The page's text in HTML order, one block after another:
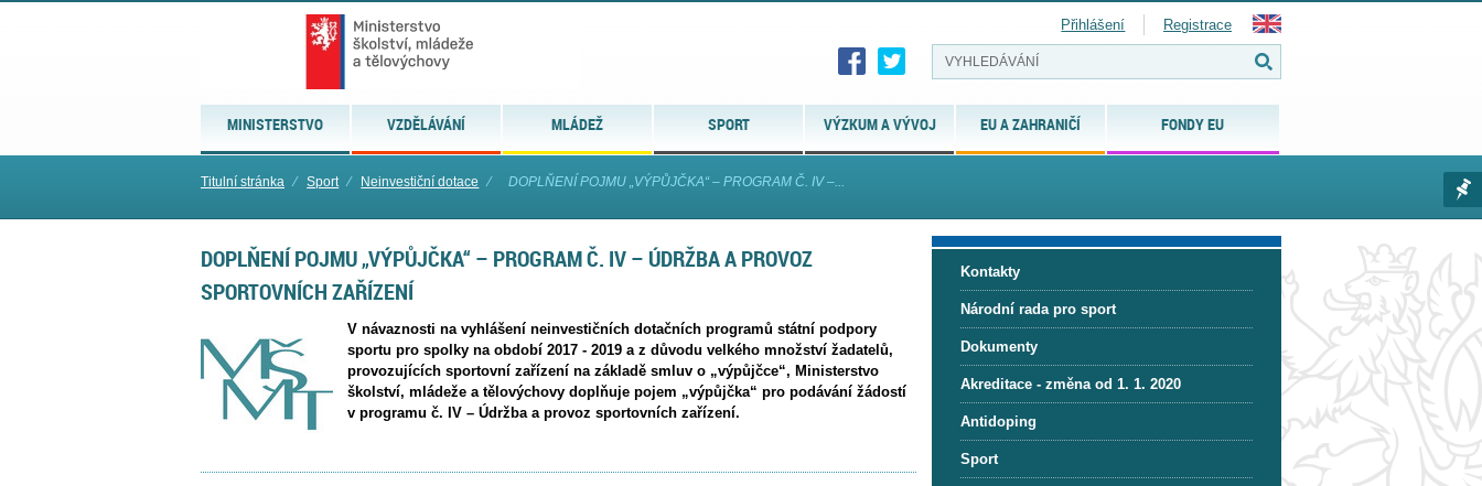
MINISTERSTVO VZDĚLÁVÁNÍ MLÁDEŽ SPORT VÝZKUM A VÝVOJ EU A ZAHRANIČÍ FONDY EU
Přihlášení Registrace
Titulní stránka ⁄ Sport ⁄ Neinvestiční dotace ⁄ DOPLŇENÍ POJMU „VÝPŮJČKA“ – PROGRAM Č. IV –...
DOPLŇENÍ POJMU „VÝPŮJČKA“ – PROGRAM Č. IV – ÚDRŽBA A PROVOZ
SPORTOVNÍCH ZAŘÍZENÍ
V návaznosti na vyhlášení neinvestičních dotačních programů státní podpory
sportu pro spolky na období 2017 - 2019 a z důvodu velkého množství žadatelů,
provozujících sportovní zařízení na základě smluv o „výpůjčce“, Ministerstvo
školství, mládeže a tělovýchovy doplňuje pojem „výpůjčka“ pro podávání žádostí
v programu č. IV – Údržba a provoz sportovních zařízení.
Kontakty
Národní rada pro sport
Dokumenty
Akreditace - změna od 1. 1. 2020
Antidoping
Sport